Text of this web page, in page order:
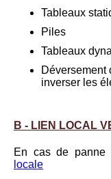
Tableaux
Piles
Tableaux
Déversement
inverser les
B - LIEN LOCAL
En cas de
locale